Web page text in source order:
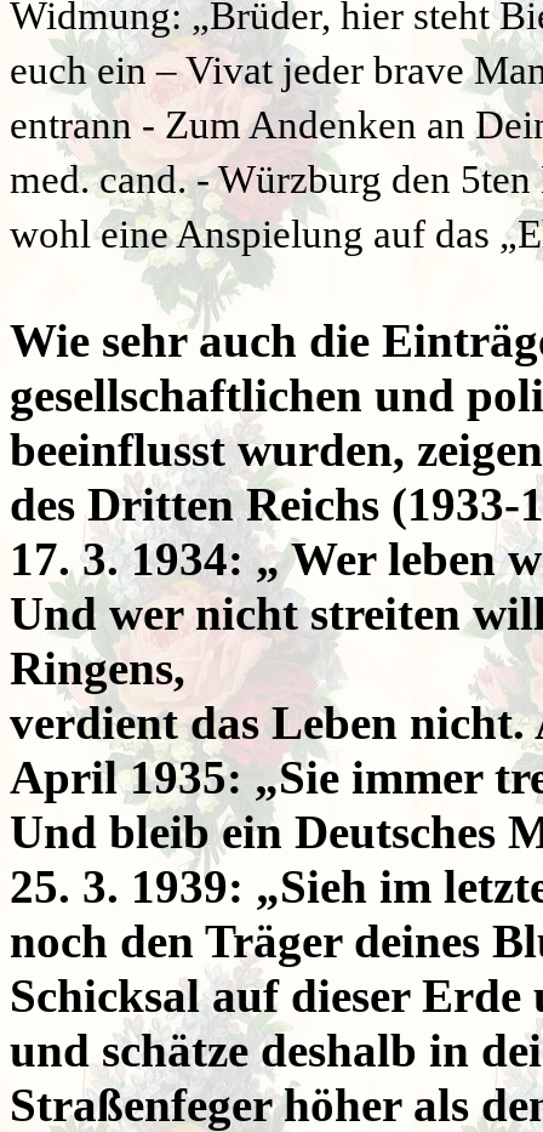
Widmung: „Brüder, hier steht
euch ein – Vivat jeder brave
entrann - Zum Andenken an
med. cand. - Würzburg den
wohl eine Anspielung auf das
Wie sehr auch die
gesellschaftlichen und
beeinflusst wurden,
des Dritten Reichs (1933-
17. 3. 1934: „ Wer leben
Und wer nicht streiten
Ringens,
verdient das Leben
April 1935: „Sie immer
Und bleib ein Deutsches
25. 3. 1939: „Sieh im
noch den Träger deines
Schicksal auf dieser
und schätze deshalb in
Straßenfeger höher als